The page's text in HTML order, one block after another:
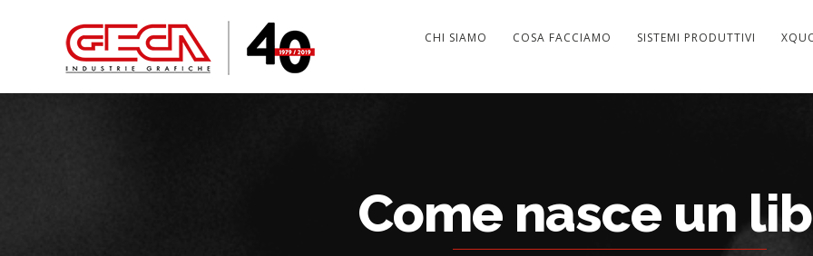
CHI SIAMO COSA FACCIAMO SISTEMI PRODUTTIVI
Come nasce un